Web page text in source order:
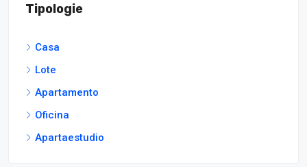
Tipologie
Casa
Lote
Apartamento
Oficina
Apartaestudio